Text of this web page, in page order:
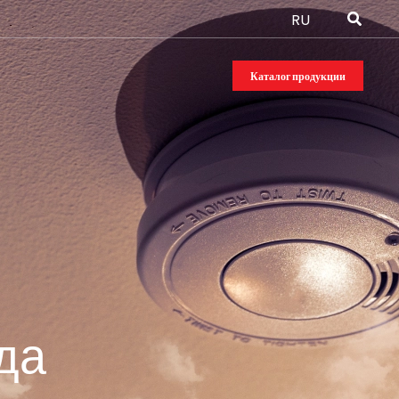
RU
Каталог продукции